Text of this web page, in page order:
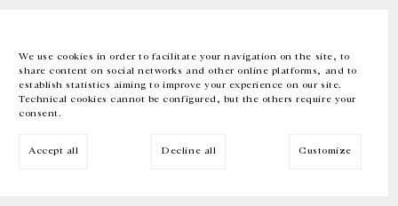
We use cookies in order to facilitate your navigation on the site, to
share content on social networks and other online platforms, and to
establish statistics aiming to improve your experience on our site.
Technical cookies cannot be configured, but the others require your
consent.
Accept all Decline all Customize
EN FR 中文 Facebook Instagram
Inscrivez-vous à notre newsletter